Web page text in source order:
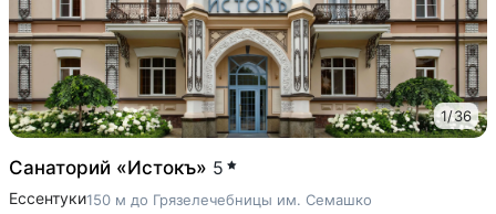
1/36
Санаторий «Истокъ» 5
Ессентуки150 м до Грязелечебницы им. Семашко